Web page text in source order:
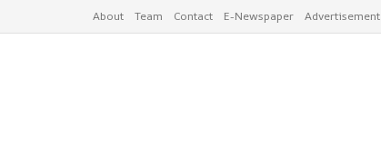
About Team Contact E-Newspaper Advertisement